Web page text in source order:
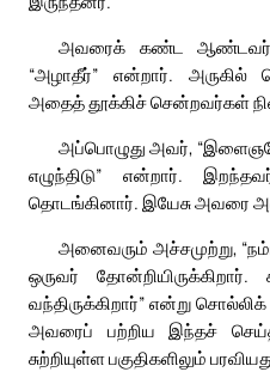
அவரைக் கண்ட ஆண்டவர்,
“அழாதீர்” என்றார்.
அதைத் தூக்கிச் சென்றவர்கள்
அப்பொழுது அவர்,
எழுந்திடு” என்றார்.
தொடங்கினார். இயேசு அவரை
அனைவரும் அச்சமுற்று,
ஒருவர்
வந்திருக்கிறார்” என்று
அவரைப் பற்றிய இந்தச்
சுற்றியுள்ள பகுதிகளிலும்